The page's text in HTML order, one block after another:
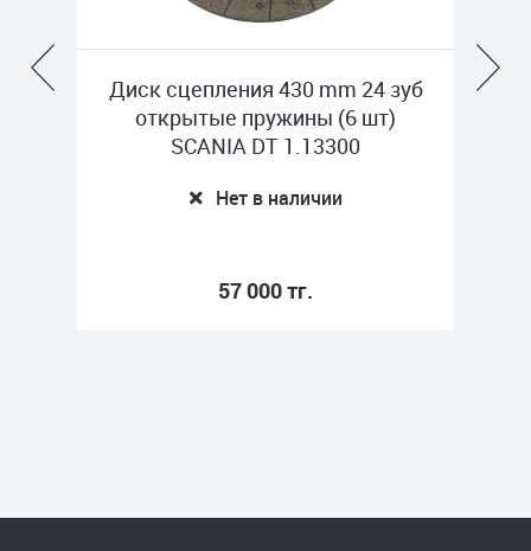
430 mm 24 зуб
(6 шт)
Диск сцепления GAZ
ТРАНСМАШ 53-1601130